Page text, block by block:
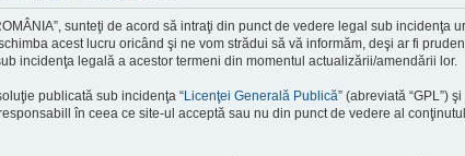
sunteţi de acord să intraţi din punct de vedere legal sub
acest lucru oricând şi ne vom strădui să vă informăm, deşi ar fi
incidenţa legală a acestor termeni din momentul actualizării/amendării lor.
publicată sub incidenţa “Licenţei Generală Publică” (abreviată “GPL”)
în ceea ce site-ul acceptă sau nu din punct de vedere al